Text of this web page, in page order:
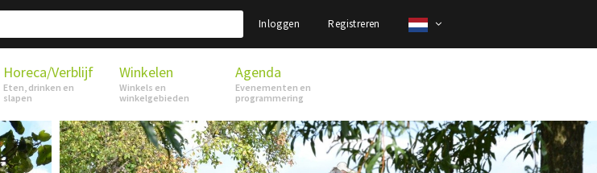
Inloggen Registreren
Horeca/Verblijf
Eten, drinken en
slapen
Winkelen
Winkels en
winkelgebieden
Agenda
Evenementen en
programmering